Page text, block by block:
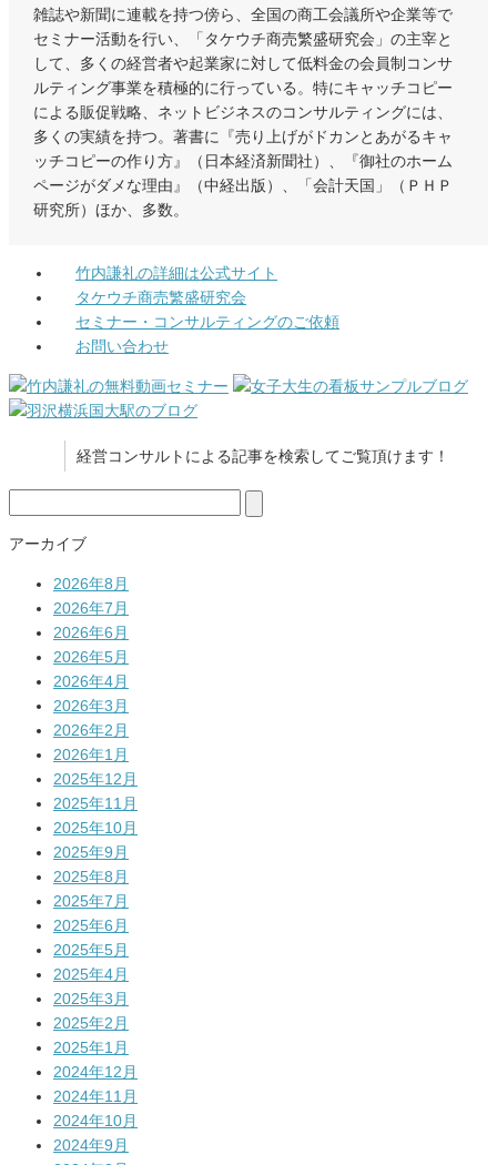
雑誌や新聞に連載を持つ傍ら、全国の商工会議所や企業等で
セミナー活動を行い、「タケウチ商売繁盛研究会」の主宰と
して、多くの経営者や起業家に対して低料金の会員制コンサ
ルティング事業を積極的に行っている。特にキャッチコピー
による販促戦略、ネットビジネスのコンサルティングには、
多くの実績を持つ。著書に『売り上げがドカンとあがるキャ
ッチコピーの作り方』（日本経済新聞社）、『御社のホーム
ページがダメな理由』（中経出版）、「会計天国」（ＰＨＰ
研究所）ほか、多数。
竹内謙礼の詳細は公式サイト
タケウチ商売繁盛研究会
セミナー・コンサルティングのご依頼
お問い合わせ
経営コンサルトによる記事を検索してご覧頂けます！
アーカイブ
2026年8月
2026年7月
2026年6月
2026年5月
2026年4月
2026年3月
2026年2月
2026年1月
2025年12月
2025年11月
2025年10月
2025年9月
2025年8月
2025年7月
2025年6月
2025年5月
2025年4月
2025年3月
2025年2月
2025年1月
2024年12月
2024年11月
2024年10月
2024年9月